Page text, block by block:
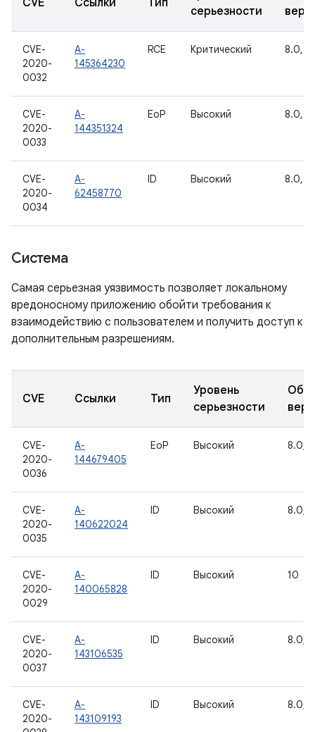
CVE Ссылки Тип
серьезности
CVE-
2020-
0032
A-
145364230
RCE Критический 8.0,
CVE-
2020-
0033
A-
144351324
EoP Высокий 8.0,
CVE-
2020-
0034
A-
62458770
ID Высокий 8.0,
Система
Самая серьезная уязвимость позволяет локальному
вредоносному приложению обойти требования к
взаимодействию с пользователем и получить доступ к
дополнительным разрешениям.
CVE Ссылки Тип
Уровень
серьезности
CVE-
2020-
0036
A-
144679405
EoP Высокий 8.0,
CVE-
2020-
0035
A-
140622024
ID Высокий 8.0,
CVE-
2020-
0029
A-
140065828
ID Высокий 10
CVE-
2020-
0037
A-
143106535
ID Высокий 8.0,
CVE-
2020-
A-
143109193
ID Высокий 8.0,